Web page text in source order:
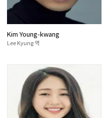
Kim Young-kwang
Lee Kyung 역